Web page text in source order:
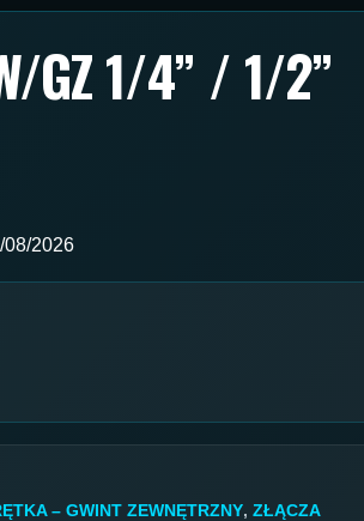
GZ 1/4” / 1/2”
08/2026
– GWINT ZEWNĘTRZNY, ZŁĄCZA